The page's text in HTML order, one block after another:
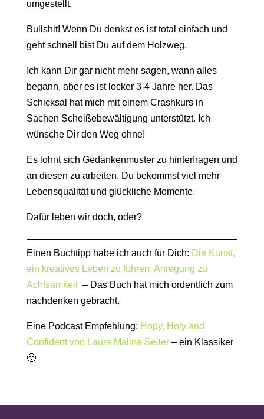
umgestellt.
Bullshit! Wenn Du denkst es ist total einfach und
geht schnell bist Du auf dem Holzweg.
Ich kann Dir gar nicht mehr sagen, wann alles
begann, aber es ist locker 3-4 Jahre her. Das
Schicksal hat mich mit einem Crashkurs in
Sachen Scheißebewältigung unterstützt. Ich
wünsche Dir den Weg ohne!
Es lohnt sich Gedankenmuster zu hinterfragen und
an diesen zu arbeiten. Du bekommst viel mehr
Lebensqualität und glückliche Momente.
Dafür leben wir doch, oder?
Einen Buchtipp habe ich auch für Dich: Die Kunst,
ein kreatives Leben zu führen: Anregung zu
Achtsamkeit – Das Buch hat mich ordentlich zum
nachdenken gebracht.
Eine Podcast Empfehlung: Hopy, Holy and
Confident von Laura Malina Seiler– ein Klassiker
🙂